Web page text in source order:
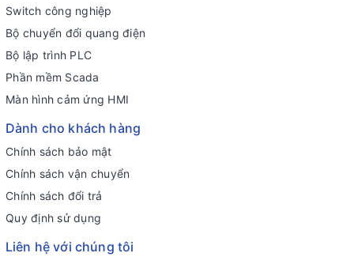
Switch công nghiệp
Bộ chuyển đổi quang điện
Bộ lập trình PLC
Phần mềm Scada
Màn hình cảm ứng HMI
Dành cho khách hàng
Chính sách bảo mật
Chính sách vận chuyển
Chính sách đổi trả
Quy định sử dụng
Liên hệ với chúng tôi